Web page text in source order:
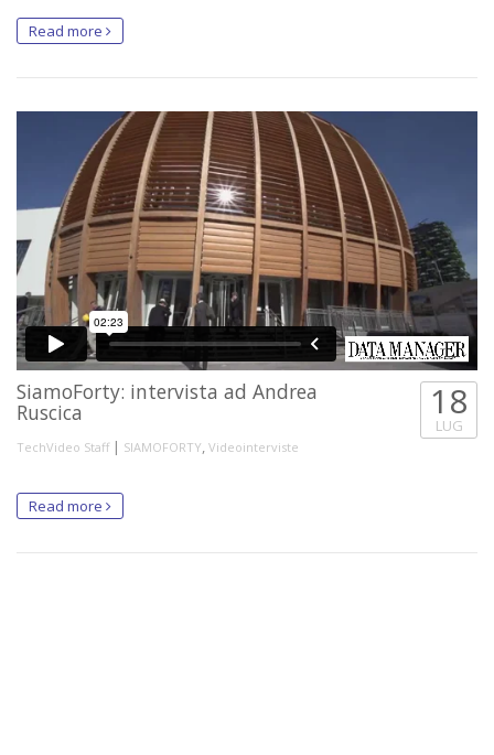
Read more
SiamoForty: intervista ad Andrea
Ruscica
TechVideo Staff | SIAMOFORTY, Videointerviste
18
LUG
Read more